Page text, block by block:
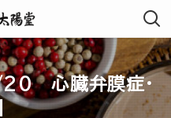
心臓弁膜症・